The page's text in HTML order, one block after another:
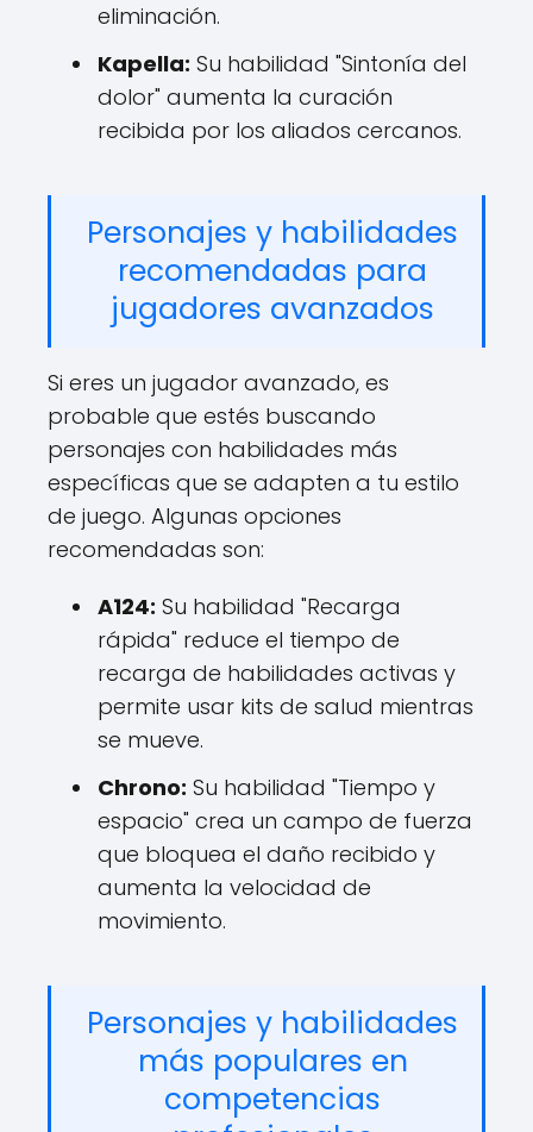
eliminación.
Kapella: Su habilidad "Sintonía del
dolor" aumenta la curación
recibida por los aliados cercanos.
Personajes y habilidades
recomendadas para
jugadores avanzados
Si eres un jugador avanzado, es
probable que estés buscando
personajes con habilidades más
específicas que se adapten a tu estilo
de juego. Algunas opciones
recomendadas son:
A124: Su habilidad "Recarga
rápida" reduce el tiempo de
recarga de habilidades activas y
permite usar kits de salud mientras
se mueve.
Chrono: Su habilidad "Tiempo y
espacio" crea un campo de fuerza
que bloquea el daño recibido y
aumenta la velocidad de
movimiento.
Personajes y habilidades
más populares en
competencias